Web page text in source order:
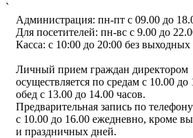
`
Администрация: пн-пт с 09.00 до
Для посетителей: пн-вс с 9.00 до
Касса: с 10:00 до 20:00 без выходных
Личный прием граждан директором
осуществляется по средам с 10.00 до
обед с 13.00 до 14.00 часов.
Предварительная запись по телефону
с 10.00 до 16.00 ежедневно, кроме
и праздничных дней.